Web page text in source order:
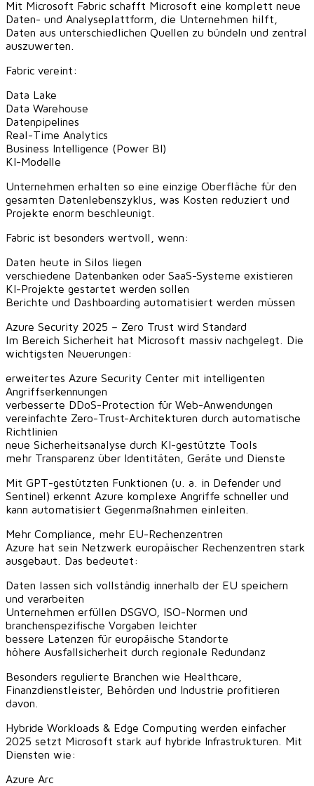
Mit Microsoft Fabric schafft Microsoft eine komplett neue
Daten- und Analyseplattform, die Unternehmen hilft,
Daten aus unterschiedlichen Quellen zu bündeln und zentral
auszuwerten.
Fabric vereint:
Data Lake
Data Warehouse
Datenpipelines
Real-Time Analytics
Business Intelligence (Power BI)
KI-Modelle
Unternehmen erhalten so eine einzige Oberfläche für den
gesamten Datenlebenszyklus, was Kosten reduziert und
Projekte enorm beschleunigt.
Fabric ist besonders wertvoll, wenn:
Daten heute in Silos liegen
verschiedene Datenbanken oder SaaS-Systeme existieren
KI-Projekte gestartet werden sollen
Berichte und Dashboarding automatisiert werden müssen
Azure Security 2025 – Zero Trust wird Standard
Im Bereich Sicherheit hat Microsoft massiv nachgelegt. Die
wichtigsten Neuerungen:
erweitertes Azure Security Center mit intelligenten
Angriffserkennungen
verbesserte DDoS-Protection für Web-Anwendungen
vereinfachte Zero-Trust-Architekturen durch automatische
Richtlinien
neue Sicherheitsanalyse durch KI-gestützte Tools
mehr Transparenz über Identitäten, Geräte und Dienste
Mit GPT-gestützten Funktionen (u. a. in Defender und
Sentinel) erkennt Azure komplexe Angriffe schneller und
kann automatisiert Gegenmaßnahmen einleiten.
Mehr Compliance, mehr EU-Rechenzentren
Azure hat sein Netzwerk europäischer Rechenzentren stark
ausgebaut. Das bedeutet:
Daten lassen sich vollständig innerhalb der EU speichern
und verarbeiten
Unternehmen erfüllen DSGVO, ISO-Normen und
branchenspezifische Vorgaben leichter
bessere Latenzen für europäische Standorte
höhere Ausfallsicherheit durch regionale Redundanz
Besonders regulierte Branchen wie Healthcare,
Finanzdienstleister, Behörden und Industrie profitieren
davon.
Hybride Workloads & Edge Computing werden einfacher
2025 setzt Microsoft stark auf hybride Infrastrukturen. Mit
Diensten wie:
Azure Arc